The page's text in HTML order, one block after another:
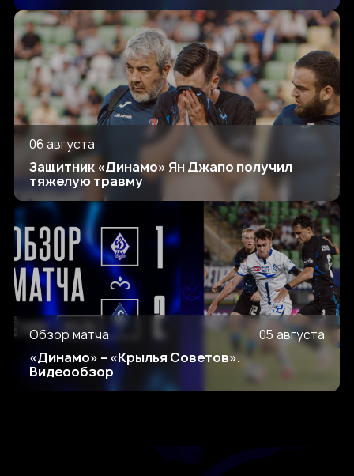
06 августа
Защитник «Динамо» Ян Джапо получил
тяжелую травму
Обзор матча 05 августа
«Динамо» – «Крылья Советов».
Видеообзор